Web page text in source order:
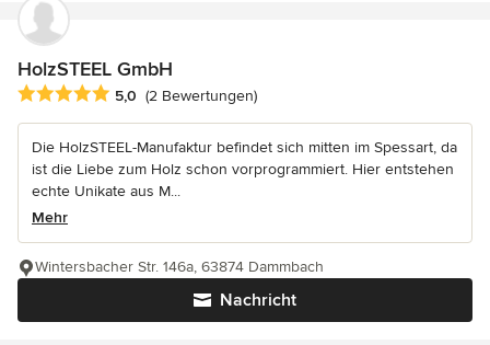
HolzSTEEL GmbH
Durchschnittliche Bewertung: 5 von 5 Sternen
5,0 (2 Bewertungen)
Die HolzSTEEL-Manufaktur befindet sich mitten im Spessart, da
ist die Liebe zum Holz schon vorprogrammiert. Hier entstehen
echte Unikate aus M...
Mehr
Nachricht
Wintersbacher Str. 146a, 63874 Dammbach